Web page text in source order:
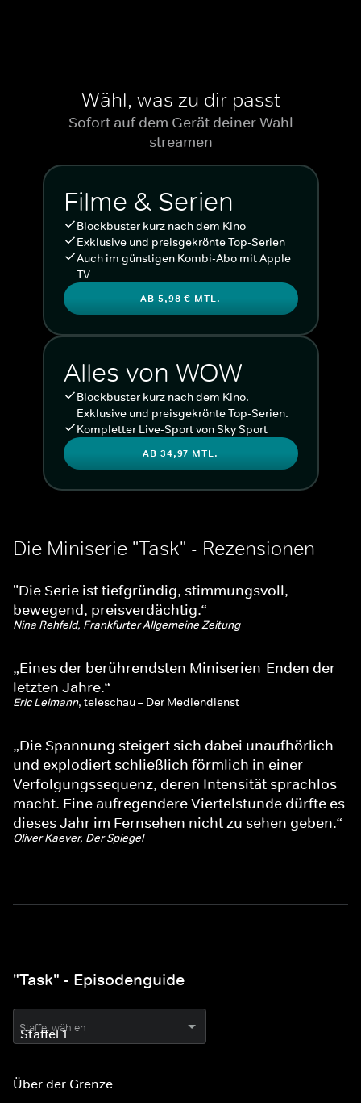
und Alison Oliver.
Der Emmy-Award- und Golden-Globe-Gewinner Mark Ruffalo ist
", "Avengers: Endgame" und mit dem Oscar
prämierten Filmen wie "Poor Things" und "Spotlight".
Für seine Rolle in "Task" wurde er für den Golden Globe 2026 als
bester Hauptdarsteller nominiert.
Von Brad Ingelsby ("Mare of Easttown")
Cast: Mark Ruffalo ("I Know This Much Is True"), Tom Pelphrey
Banshee: Small Town, Big Secrets "), Thuso Mbedu ("The Woman
King"), Alison Oliver ("Saltburn"), Raúl Castillo ("Breathe
"), Martha
Plimpton ("The Regime") u. a.
Wähl, was zu dir passt
Sofort auf dem Gerät deiner Wahl
streamen
Filme & Serien
Blockbuster kurz nach dem Kino
Exklusive und preisgekrönte Top-Serien
Auch im günstigen Kombi-Abo mit Apple
TV
AB 5,98 € MTL.
Alles von WOW
Blockbuster kurz nach dem Kino.
Exklusive und preisgekrönte Top-Serien.
Kompletter Live-Sport von Sky Sport
AB 34,97 MTL.
Die Miniserie "Task" - Rezensionen
"Die Serie ist tiefgründig, stimmungsvoll,
bewegend, preisverdächtig.“
Nina Rehfeld, Frankfurter Allgemeine Zeitung
„Eines der berührendsten Miniserien-Enden der
letzten Jahre.“
Eric Leimann, teleschau – Der Mediendienst
„Die Spannung steigert sich dabei unaufhörlich
und explodiert schließlich förmlich in einer
Verfolgungssequenz, deren Intensität sprachlos
macht. Eine aufregendere Viertelstunde dürfte es
dieses Jahr im Fernsehen nicht zu sehen geben.“
Oliver Kaever, Der Spiegel
"Task" - Episodenguide
Staffel wählen
Über der Grenze